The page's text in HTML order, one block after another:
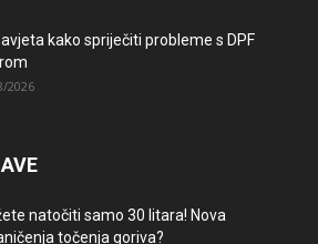
kako spriječiti probleme s DPF
2026
natočiti samo 30 litara! Nova
točenja goriva?